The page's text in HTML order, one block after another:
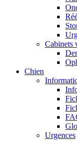
Cabinets
Chien
Urgences